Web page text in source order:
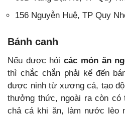
156 Nguyễn Huệ, TP Quy
Bánh canh
Nếu được hỏicác món ăn
thì chắc chắn phải kể đến
được ninh từ xương cá, tạo
thưởng thức, ngoài ra còn có
chả cá khi ăn, làm nước lèo